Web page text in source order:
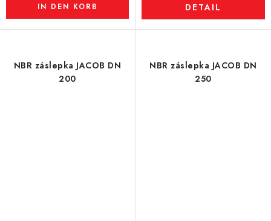
IN DEN KORB DETAIL
NBR záslepka JACOB DN
200
NBR záslepka JACOB DN
250